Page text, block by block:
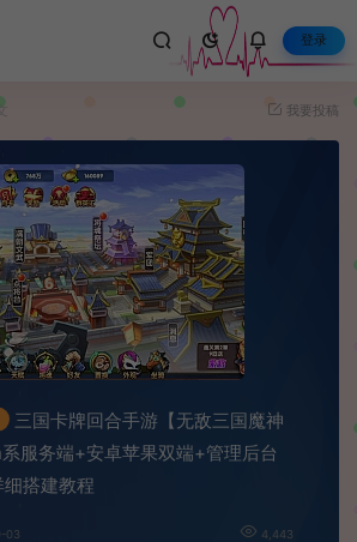
登录
我要投稿
三国卡牌回合手游【无敌三国魔神
服务端+安卓苹果双端+管理后台
搭建教程
03 4,443